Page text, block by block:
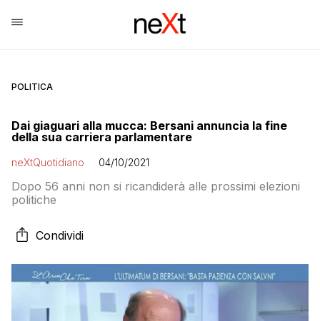
POLITICA
Dai giaguari alla mucca: Bersani annuncia la fine
della sua carriera parlamentare
neXtQuotidiano 04/10/2021
Dopo 56 anni non si ricandiderà alle prossimi elezioni
politiche
Condividi